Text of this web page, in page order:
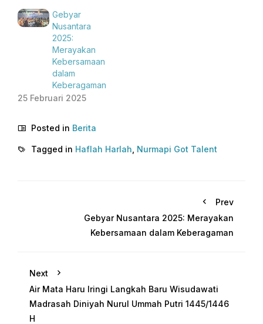
Gebyar
Nusantara
2025:
Merayakan
Kebersamaan
dalam
Keberagaman
25 Februari 2025
Posted in Berita
Tagged in Haflah Harlah Nurmapi Got Talent
Prev
Gebyar Nusantara 2025: Merayakan
Kebersamaan dalam Keberagaman
Next
Air Mata Haru Iringi Langkah Baru Wisudawati
Madrasah Diniyah Nurul Ummah Putri 1445/1446
H